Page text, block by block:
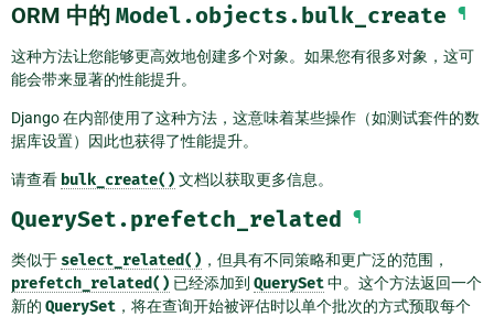
ORM 中的 Model.objects.bulk_create ¶
这种方法让您能够更高效地创建多个对象。如果您有很多对象，这可
能会带来显著的性能提升。
Django 在内部使用了这种方法，这意味着某些操作（如测试套件的数
据库设置）因此也获得了性能提升。
请查看 bulk_create() 文档以获取更多信息。
QuerySet.prefetch_related ¶
类似于 select_related() ，但具有不同策略和更广泛的范围，
prefetch_related() 已经添加到 QuerySet中。这个方法返回一个
新的 QuerySet ，将在查询开始被评估时以单个批次的方式预取每个